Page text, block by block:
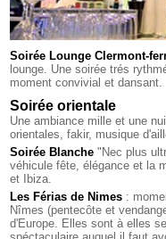
Soirée Lounge Clermont-
lounge. Une soirée trés
moment convivial et dansant.
Soirée orientale
Une ambiance mille et une
orientales, fakir, musique
Soirée Blanche "Nec plus
véhicule fête, élégance et la
et Ibiza.
Les Férias de Nimes :
Nîmes (pentecôte et
d'Europe. Elles sont à elles